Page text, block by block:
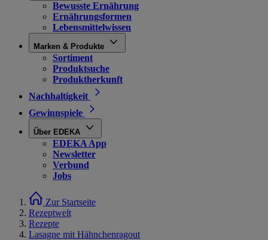
Bewusste Ernährung
Ernährungsformen
Lebensmittelwissen
Marken & Produkte
Sortiment
Produktsuche
Produktherkunft
Nachhaltigkeit
Gewinnspiele
Über EDEKA
EDEKA App
Newsletter
Verbund
Jobs
Zur Startseite
Rezeptwelt
Rezepte
Lasagne mit Hähnchenragout